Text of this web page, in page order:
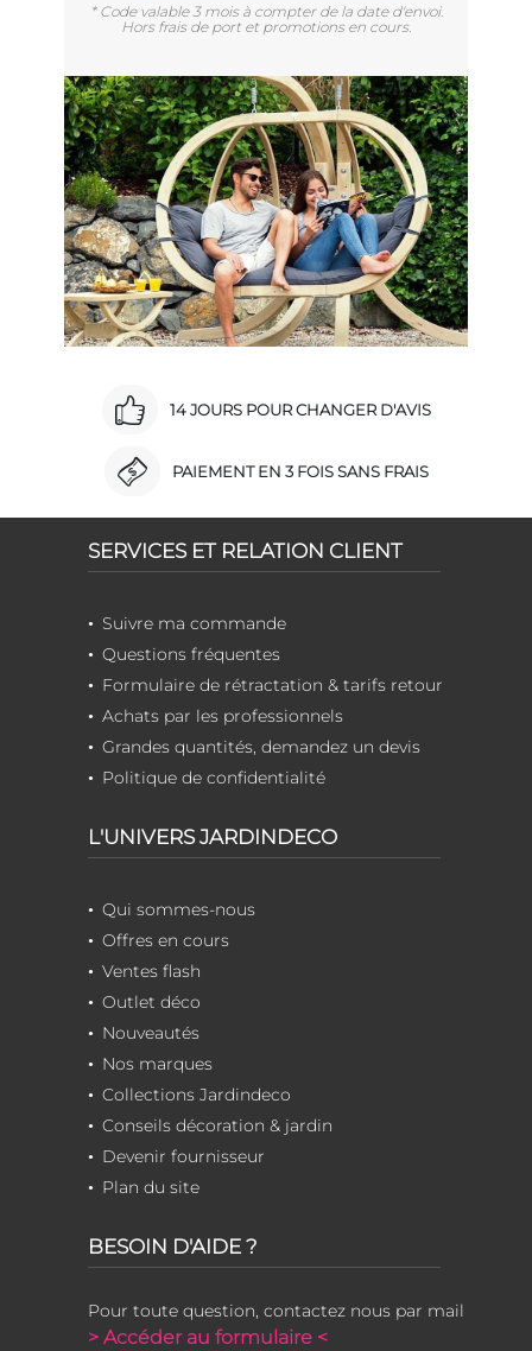
* Code valable 3 mois à compter de la date d'envoi.
Hors frais de port et promotions en cours.
14 JOURS POUR CHANGER D'AVIS
PAIEMENT EN 3 FOIS SANS FRAIS
SERVICES ET RELATION CLIENT
Suivre ma commande
Questions fréquentes
Formulaire de rétractation & tarifs retour
Achats par les professionnels
Grandes quantités, demandez un devis
Politique de confidentialité
L'UNIVERS JARDINDECO
Qui sommes-nous
Offres en cours
Ventes flash
Outlet déco
Nouveautés
Nos marques
Collections Jardindeco
Conseils décoration & jardin
Devenir fournisseur
Plan du site
BESOIN D'AIDE ?
Pour toute question, contactez nous par mail
> Accéder au formulaire <